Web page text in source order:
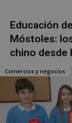
Educación
Móstoles:
chino desde
Comercios y negocios